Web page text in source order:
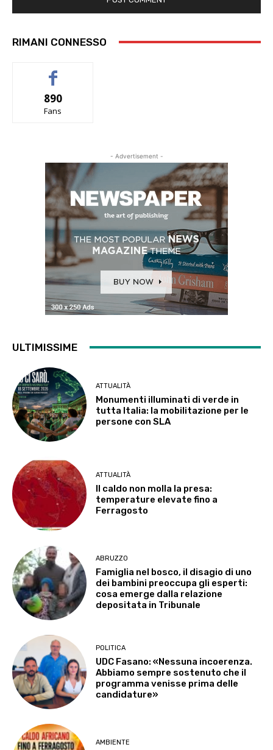
RIMANI CONNESSO
890
Fans
- Advertisement -
ULTIMISSIME
ATTUALITÀ
Monumenti illuminati di verde in
tutta Italia: la mobilitazione per le
persone con SLA
ATTUALITÀ
Il caldo non molla la presa:
temperature elevate fino a
Ferragosto
ABRUZZO
Famiglia nel bosco, il disagio di uno
dei bambini preoccupa gli esperti:
cosa emerge dalla relazione
depositata in Tribunale
POLITICA
UDC Fasano: «Nessuna incoerenza.
Abbiamo sempre sostenuto che il
programma venisse prima delle
candidature»
AMBIENTE